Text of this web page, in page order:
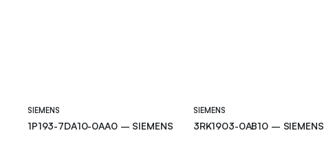
SIEMENS
1P193-7DA10-0AA0 – SIEMENS
SIEMENS
3RK1903-0AB10 – SIEMENS